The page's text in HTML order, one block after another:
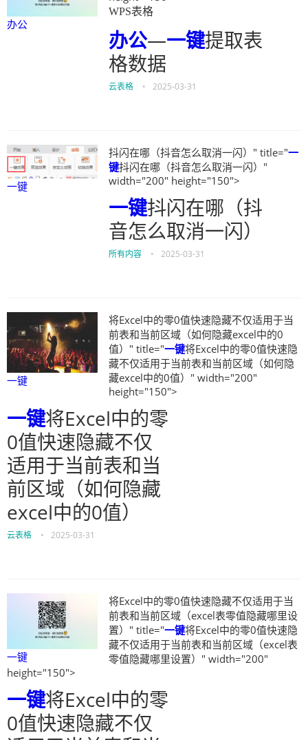
办公
WPS表格
办公—一键提取表
格数据
云表格 • 2025-03-31
一键
抖闪在哪（抖音怎么取消一闪）" title="一
键抖闪在哪（抖音怎么取消一闪）"
width="200" height="150">
一键抖闪在哪（抖
音怎么取消一闪）
所有内容 • 2025-03-31
一键
将Excel中的零0值快速隐藏不仅适用于当
前表和当前区域（如何隐藏excel中的0
值）" title="一键将Excel中的零0值快速隐
藏不仅适用于当前表和当前区域（如何隐
藏excel中的0值）" width="200"
height="150">
一键将Excel中的零
0值快速隐藏不仅
适用于当前表和当
前区域（如何隐藏
excel中的0值）
云表格 • 2025-03-31
一键
将Excel中的零0值快速隐藏不仅适用于当
前表和当前区域（excel表零值隐藏哪里设
置）" title="一键将Excel中的零0值快速隐
藏不仅适用于当前表和当前区域（excel表
零值隐藏哪里设置）" width="200"
height="150">
一键将Excel中的零
0值快速隐藏不仅